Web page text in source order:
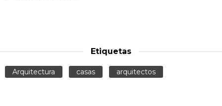
Etiquetas
Arquitectura casas arquitectos